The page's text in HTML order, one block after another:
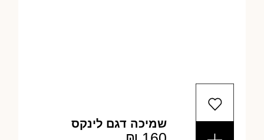
שמיכה דגם לינקס